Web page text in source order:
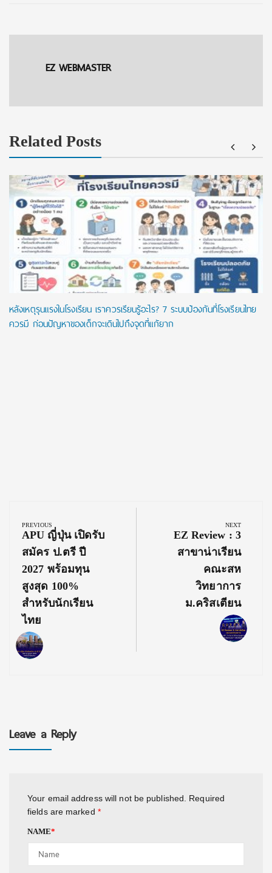
EZ WEBMASTER
Related Posts
หลังเหตุรุนแรงในโรงเรียน เราควรเรียนรู้อะไร? 7 ระบบป้องกันที่โรงเรียนไทย
ควรมี ก่อนปัญหาของเด็กจะเดินไปถึงจุดที่แก้ยาก
navigation
PREVIOUS
Previous
Post:
APU ญี่ปุ่น เปิดรับ
สมัคร ป.ตรี ปี
2027 พร้อมทุน
สูงสุด 100%
สำหรับนักเรียน
ไทย
NEXT
Next
Post:
EZ Review : 3
สาขาน่าเรียน
คณะสห
วิทยาการ
ม.คริสเตียน
Leave a Reply
Your email address will not be published.
Required
fields are marked *
NAME*